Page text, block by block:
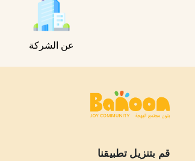
عن الشركة
قم بتنزيل تطبيقنا